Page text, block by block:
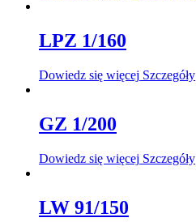
LPZ 1/160
Dowiedz się więcej Szczegóły
GZ 1/200
Dowiedz się więcej Szczegóły
LW 91/150